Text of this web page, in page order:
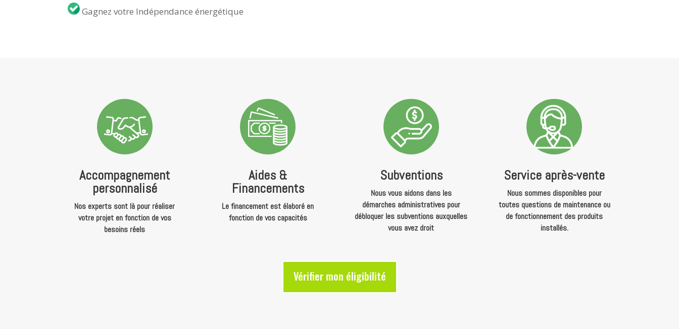
Gagnez votre Indépendance énergétique
Accompagnement
personnalisé
Nos experts sont là pour réaliser
votre projet en fonction de vos
besoins réels
Aides &
Financements
Le financement est élaboré en
fonction de vos capacités
Subventions
Nous vous aidons dans les
démarches administratives pour
débloquer les subventions auxquelles
vous avez droit
Service après-vente
Nous sommes disponibles pour
toutes questions de maintenance ou
de fonctionnement des produits
installés.
Vérifier mon éligibilité